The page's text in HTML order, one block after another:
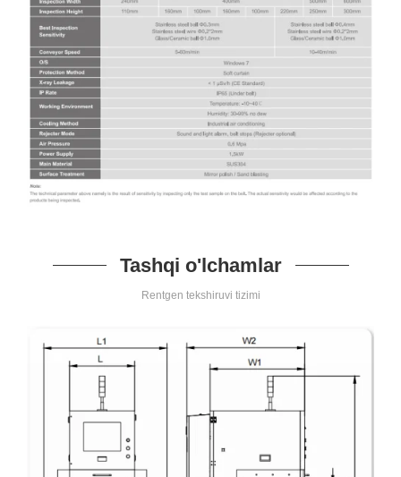
Tashqi o'lchamlar
Rentgen tekshiruvi tizimi